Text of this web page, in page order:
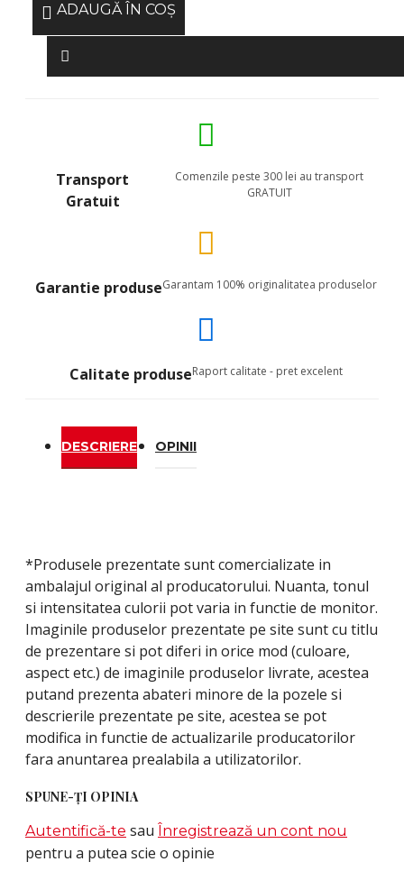
ADAUGĂ ÎN COŞ
Transport
Gratuit
Comenzile peste 300 lei au transport
GRATUIT
Garantie produseGarantam 100% originalitatea produselor
Calitate produseRaport calitate - pret excelent
DESCRIERE OPINII
*Produsele prezentate sunt comercializate in
ambalajul original al producatorului. Nuanta, tonul
si intensitatea culorii pot varia in functie de monitor.
Imaginile produselor prezentate pe site sunt cu titlu
de prezentare si pot diferi in orice mod (culoare,
aspect etc.) de imaginile produselor livrate, acestea
putand prezenta abateri minore de la pozele si
descrierile prezentate pe site, acestea se pot
modifica in functie de actualizarile producatorilor
fara anuntarea prealabila a utilizatorilor.
SPUNE-ŢI OPINIA
Autentifică-te sau Înregistrează un cont nou
pentru a putea scie o opinie